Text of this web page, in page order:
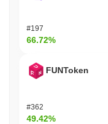
#197
66.72%
FUNToken
#362
49.42%